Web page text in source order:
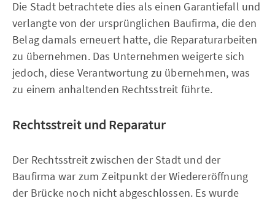
Die Stadt betrachtete dies als einen Garantiefall und
verlangte von der ursprünglichen Baufirma, die den
Belag damals erneuert hatte, die Reparaturarbeiten
zu übernehmen. Das Unternehmen weigerte sich
jedoch, diese Verantwortung zu übernehmen, was
zu einem anhaltenden Rechtsstreit führte.
Rechtsstreit und Reparatur
Der Rechtsstreit zwischen der Stadt und der
Baufirma war zum Zeitpunkt der Wiedereröffnung
der Brücke noch nicht abgeschlossen. Es wurde